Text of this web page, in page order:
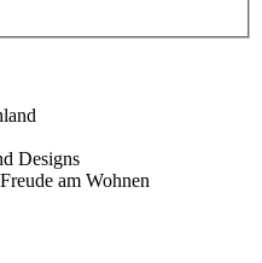
Designs
am Wohnen